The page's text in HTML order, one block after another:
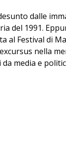
dalle
del 1991.
al Festival di
nella
media e